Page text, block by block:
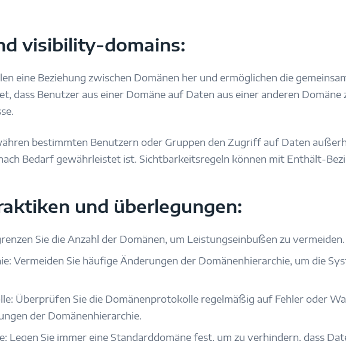
visibility-domains:
eine Beziehung zwischen Domänen her und ermöglichen die
dass Benutzer aus einer Domäne auf Daten aus einer anderen
bestimmten Benutzern oder Gruppen den Zugriff auf Daten
Bedarf gewährleistet ist. Sichtbarkeitsregeln können mit Enthält-
und überlegungen:
Sie die Anzahl der Domänen, um Leistungseinbußen zu vermeiden.
Vermeiden Sie häufige Änderungen der Domänenhierarchie, um die
Überprüfen Sie die Domänenprotokolle regelmäßig auf Fehler oder
der Domänenhierarchie.
Legen Sie immer eine Standarddomäne fest, um zu verhindern, dass